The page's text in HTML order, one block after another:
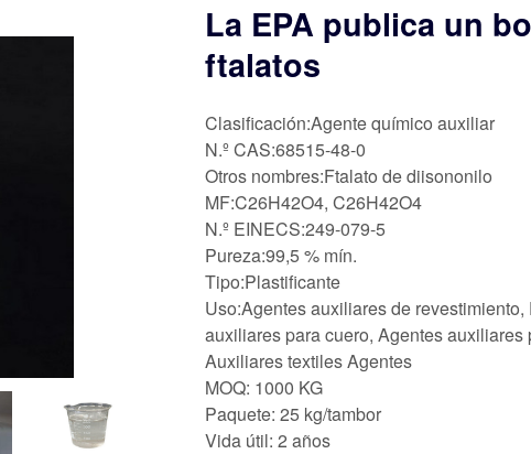
La EPA publica un
ftalatos
Clasificación:Agente químico auxiliar
N.º CAS:68515-48-0
Otros nombres:Ftalato de diisononilo
MF:C26H42O4, C26H42O4
N.º EINECS:249-079-5
Pureza:99,5 % mín.
Tipo:Plastificante
Uso:Agentes auxiliares de
auxiliares para cuero, Agentes
Auxiliares textiles Agentes
MOQ: 1000 KG
Paquete: 25 kg/tambor
Vida útil: 2 años